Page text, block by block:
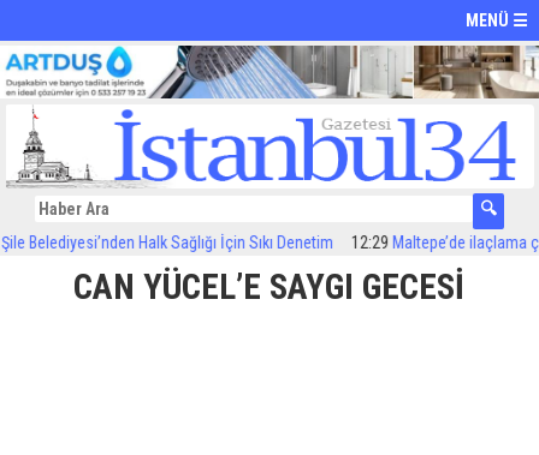
MENÜ ☰
Halk Sağlığı İçin Sıkı Denetim 12:29Maltepe’de ilaçlama
CAN YÜCEL’E SAYGI GECESİ